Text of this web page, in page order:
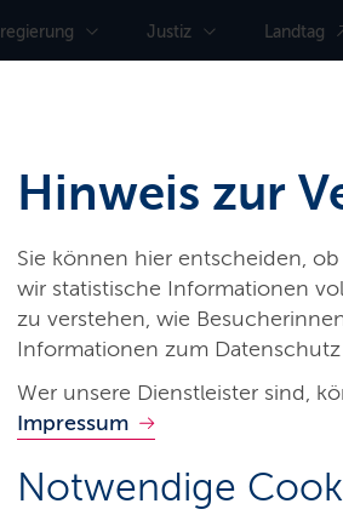
Hinweis zur
Sie können hier entscheiden,
wir statistische Informationen
zu verstehen, wie
Informationen zum
Wer unsere Dienstleister sind,
Impressum
Notwendige
Justiz Landtag
-